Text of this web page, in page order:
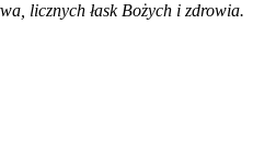
licznych łask Bożych i zdrowia.